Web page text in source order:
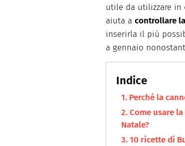
utile da utilizzare in
aiuta a controllare
inserirla il più
a gennaio
Perché la
Come usare
Natale?
10 ricette di